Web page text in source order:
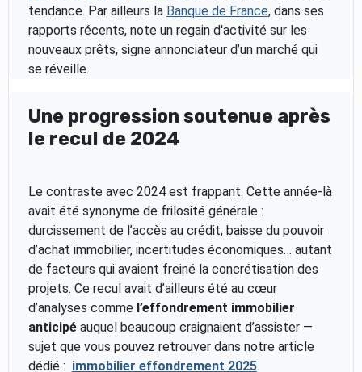
tendance. Par ailleurs la Banque de France, dans ses
rapports récents, note un regain d'activité sur les
nouveaux prêts, signe annonciateur d’un marché qui
se réveille.
Une progression soutenue après
le recul de 2024
Le contraste avec 2024 est frappant. Cette année-là
avait été synonyme de frilosité générale :
durcissement de l’accès au crédit, baisse du pouvoir
d’achat immobilier, incertitudes économiques… autant
de facteurs qui avaient freiné la concrétisation des
projets. Ce recul avait d’ailleurs été au cœur
d’analyses comme l’effondrement immobilier
anticipéauquel beaucoup craignaient d’assister —
sujet que vous pouvez retrouver dans notre article
dédié : immobilier effondrement 2025.